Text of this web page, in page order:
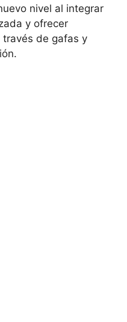
nivel al integrar
y ofrecer
través de gafas y